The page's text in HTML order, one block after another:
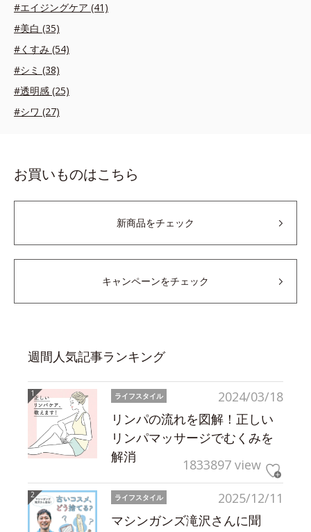
#エイジングケア (41)
#美白 (35)
#くすみ (54)
#シミ (38)
#透明感 (25)
#シワ (27)
お買いものはこちら
新商品をチェック
キャンペーンをチェック
週間人気記事ランキング
2024/03/18
ライフスタイル
リンパの流れを図解！正しい
リンパマッサージでむくみを
解消
1833897 view
2025/12/11
ライフスタイル
マシンガンズ滝沢さんに聞